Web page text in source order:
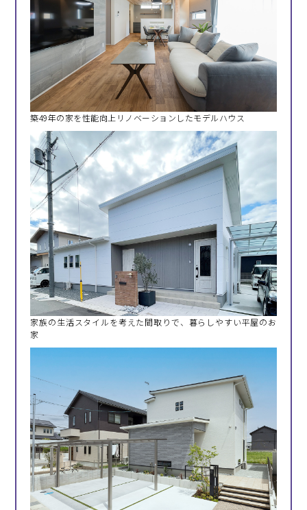
築49年の家を性能向上リノベーションしたモデルハウス
家族の生活スタイルを考えた間取りで、暮らしやすい平屋のお
家